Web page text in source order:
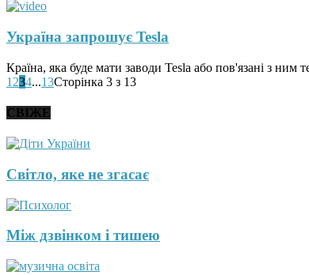
Україна запрошує Tesla
Країна, яка буде мати заводи Tesla або пов'язані з ним
1 234...13Сторінка 3 з 13
СВІЖЕ
Світло, яке не згасає
Між дзвінком і тишею